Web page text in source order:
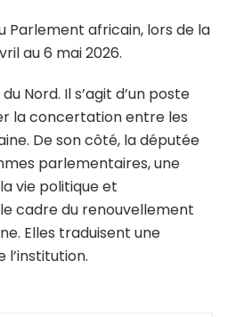
Parlement africain, lors de la
au 6 mai 2026.
Nord. Il s’agit d’un poste
la concertation entre les
De son côté, la députée
parlementaires, une
vie politique et
cadre du renouvellement
Elles traduisent une